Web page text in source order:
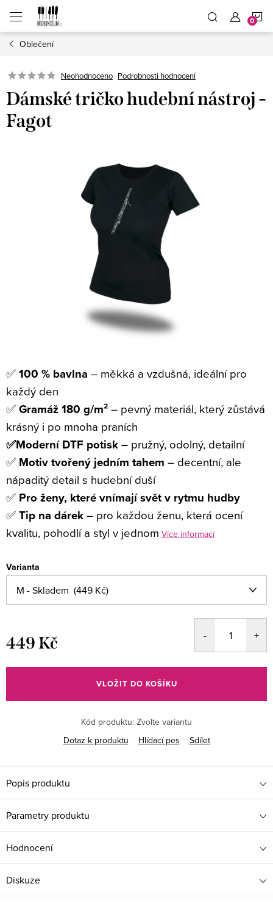
obsah
Oblečení
Neohodnoceno Podrobnosti hodnocení
Dámské tričko hudební nástroj -
Fagot
✅100 % bavlna – měkká a vzdušná, ideální pro
každý den
✅Gramáž 180 g/m²– pevný materiál, který zůstává
krásný i po mnoha praních
✅Moderní DTF potisk – pružný, odolný, detailní
✅ Motiv tvořený jedním tahem – decentní, ale
nápaditý detail s hudební duší
✅ Pro ženy, které vnímají svět v rytmu hudby
✅Tip na dárek– pro každou ženu, která ocení
kvalitu, pohodlí a styl v jednom Více informací
Varianta
449 Kč
cena:
VLOŽIT DO KOŠÍKU
Kód produktu: Zvolte variantu
Dotaz k produktu
Hlídací pes Sdílet
Popis produktu
Parametry produktu
Hodnocení
Diskuze